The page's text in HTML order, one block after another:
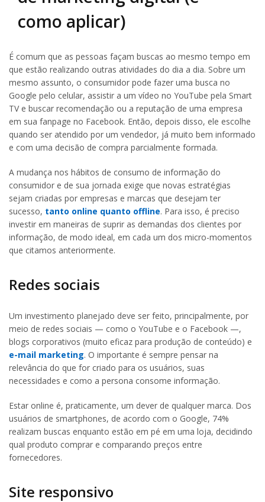
como aplicar)
É comum que as pessoas façam buscas ao mesmo tempo em
que estão realizando outras atividades do dia a dia. Sobre um
mesmo assunto, o consumidor pode fazer uma busca no
Google pelo celular, assistir a um vídeo no YouTube pela Smart
TV e buscar recomendação ou a reputação de uma empresa
em sua fanpage no Facebook. Então, depois disso, ele escolhe
quando ser atendido por um vendedor, já muito bem informado
e com uma decisão de compra parcialmente formada.
A mudança nos hábitos de consumo de informação do
consumidor e de sua jornada exige que novas estratégias
sejam criadas por empresas e marcas que desejam ter
sucesso, tanto online quanto offline. Para isso, é preciso
investir em maneiras de suprir as demandas dos clientes por
informação, de modo ideal, em cada um dos micro-momentos
que citamos anteriormente.
Redes sociais
Um investimento planejado deve ser feito, principalmente, por
meio de redes sociais — como o YouTube e o Facebook —,
blogs corporativos (muito eficaz para produção de conteúdo) e
e-mail marketing. O importante é sempre pensar na
relevância do que for criado para os usuários, suas
necessidades e como a persona consome informação.
Estar online é, praticamente, um dever de qualquer marca. Dos
usuários de smartphones, de acordo com o Google, 74%
realizam buscas enquanto estão em pé em uma loja, decidindo
qual produto comprar e comparando preços entre
fornecedores.
Site responsivo